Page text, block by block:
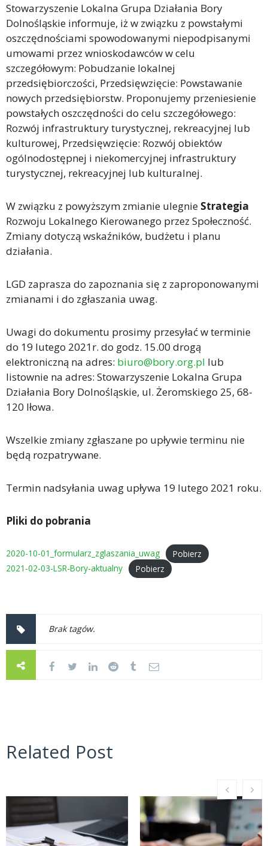
Stowarzyszenie Lokalna Grupa Działania Bory
Dolnośląskie informuje, iż w związku z powstałymi
oszczędnościami spowodowanymi niepodpisanymi
umowami przez wnioskodawców w celu
szczegółowym: Pobudzanie lokalnej
przedsiębiorczości, Przedsięwzięcie: Powstawanie
nowych przedsiębiorstw. Proponujemy przeniesienie
powstałych oszczędności do celu szczegółowego:
Rozwój infrastruktury turystycznej, rekreacyjnej lub
kulturowej, Przedsięwzięcie: Rozwój obiektów
ogólnodostępnej i niekomercyjnej infrastruktury
turystycznej, rekreacyjnej lub kulturalnej.
W związku z powyższym zmianie ulegnie Strategia
Rozwoju Lokalnego Kierowanego przez Społeczność.
Zmiany dotyczą wskaźników, budżetu i planu
działania.
LGD zaprasza do zapoznania się z zaproponowanymi
zmianami i do zgłaszania uwag.
Uwagi do dokumentu prosimy przesyłać w terminie
do 19 lutego 2021r. do godz. 15.00 drogą
elektroniczną na adres: biuro@bory.org.pl lub
listownie na adres: Stowarzyszenie Lokalna Grupa
Działania Bory Dolnośląskie, ul. Żeromskiego 25, 68-
120 Iłowa.
Wszelkie zmiany zgłaszane po upływie terminu nie
będą rozpatrywane.
Termin nadsyłania uwag upływa 19 lutego 2021 roku.
Pliki do pobrania
2020-10-01_formularz_zglaszania_uwag
Pobierz
2021-02-03-LSR-Bory-aktualny
Pobierz
Brak tagów.
Related Post